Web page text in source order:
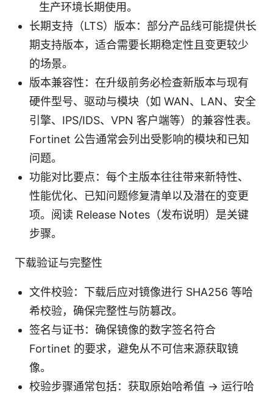
生产环境长期使用。
长期支持（LTS）版本：部分产品线可能提供长
期支持版本，适合需要长期稳定性且变更较少
的场景。
版本兼容性：在升级前务必检查新版本与现有
硬件型号、驱动与模块（如 WAN、LAN、安全
引擎、IPS/IDS、VPN 客户端等）的兼容性表。
Fortinet 公告通常会列出受影响的模块和已知
问题。
功能对比要点：每个主版本往往带来新特性、
性能优化、已知问题修复清单以及潜在的变更
项。阅读 Release Notes（发布说明）是关键
步骤。
下载验证与完整性
文件校验：下载后应对镜像进行 SHA256 等哈
希校验，确保完整性与防篡改。
签名与证书：确保镜像的数字签名符合
Fortinet 的要求，避免从不可信来源获取镜
像。
校验步骤通常包括：获取原始哈希值 → 运行哈